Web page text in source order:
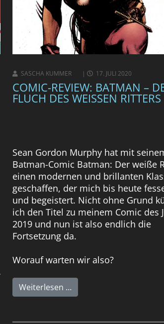
SASCHA KUMMER 17. JULI 2020
COMIC-REVIEW: BATMAN –
FLUCH DES WEISSEN RITTERS
Sean Gordon Murphy hat mit
Batman-Comic Batman: Der weiße
einen modernen und brillanten
geschaffen, der mich bis heute
und begeistert. Nicht ohne Grund
ich den Titel zu meinem Comic des
2019 und nun ist also endlich die
Fortsetzung da.
Worauf warten wir also?
Weiterlesen …